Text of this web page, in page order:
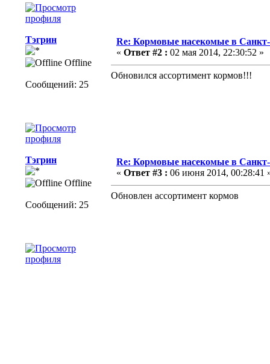
Тэгрин
Offline
Сообщений: 25
Re: Кормовые насекомые в Санкт-
« Ответ #2 : 02 мая 2014, 22:30:52 »
Обновился ассортимент кормов!!!
Тэгрин
Offline
Сообщений: 25
Re: Кормовые насекомые в Санкт-
« Ответ #3 : 06 июня 2014, 00:28:41
Обновлен ассортимент кормов